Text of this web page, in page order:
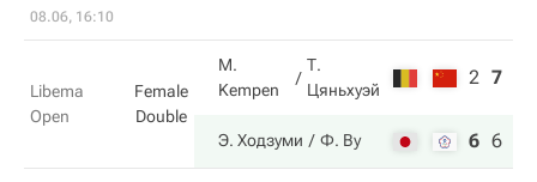
08.06, 16:10
Libema
Open
Female
Double
M.
Kempen
Т.
Цяньхуэй
2 7
Э. Ходзуми Ф. Ву 6 6